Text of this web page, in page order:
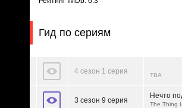
Гид по сериям
4 сезон 1 серия TBA
3 сезон 9 серия
Нечто
The Thing